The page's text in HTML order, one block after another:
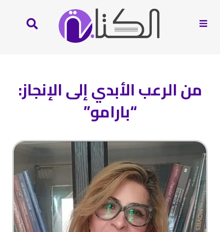
من الرعب الأبدي إلى الإنجاز:
“بارامو”